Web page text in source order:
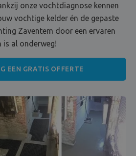
onze vochtdiagnose kennen
vochtige kelder én de gepaste
Zaventem door een ervaren
is al onderweg!
EEN GRATIS OFFERTE